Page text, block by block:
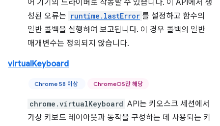
어 기기의 드라이버로 작동할 수 있습니다. 이 API에서 생
성된 오류는 runtime.lastError 를 설정하고 함수의
일반 콜백을 실행하여 보고됩니다. 이 경우 콜백의 일반
매개변수는 정의되지 않습니다.
virtualKeyboard
Chrome 58 이상 ChromeOS만 해당
chrome.virtualKeyboard API는 키오스크 세션에서
가상 키보드 레이아웃과 동작을 구성하는 데 사용되는 키